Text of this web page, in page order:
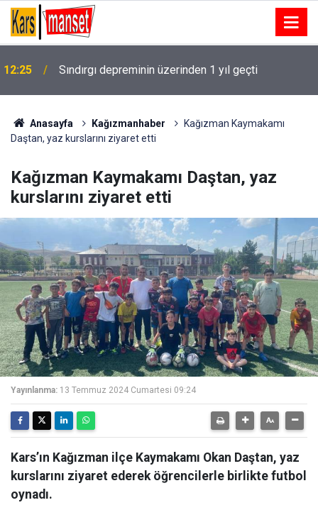
12:25 Sındırgı depreminin üzerinden 1 yıl geçti
Anasayfa Kağızmanhaber
Kağızman Kaymakamı
Daştan, yaz kurslarını ziyaret etti
Kağızman Kaymakamı Daştan, yaz
kurslarını ziyaret etti
Yayınlanma: 13 Temmuz 2024 Cumartesi 09:24
Kars’ın Kağızman ilçe Kaymakamı Okan Daştan, yaz
kurslarını ziyaret ederek öğrencilerle birlikte futbol
oynadı.